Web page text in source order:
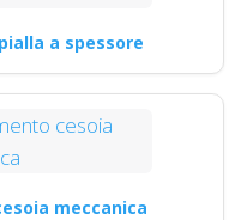
a spessore
meccanica